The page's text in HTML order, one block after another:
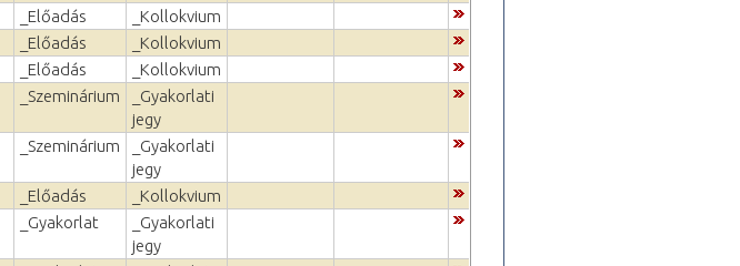
_Előadás
_Kollokvium
_Előadás
_Kollokvium
_Előadás
_Kollokvium
_Szeminárium
_Gyakorlati
jegy
_Szeminárium
_Gyakorlati
jegy
_Előadás
_Kollokvium
_Gyakorlat
_Gyakorlati
jegy